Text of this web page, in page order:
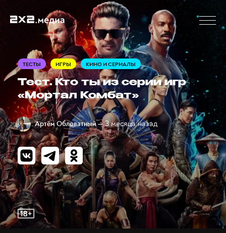
ТЕСТЫ ИГРЫ КИНО И СЕРИАЛЫ
Тест. Кто ты из серии игр
«Мортал Комбат»
Артём Обловатный— 3 месяца назад